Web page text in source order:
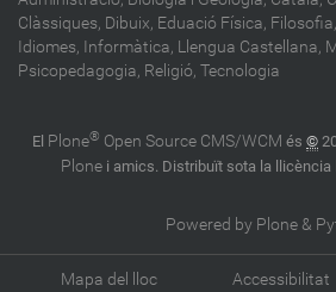
Clàssiques, Dibuix, Eduació Física, Filosofia,
Idiomes, Informàtica, Llengua Castellana,
Psicopedagogia, Religió, Tecnologia
El Plone® Open Source CMS/WCM és ©
Plonei amics. Distribuït sota la llicència
Powered by Plone &
Mapa del lloc Accessibilitat